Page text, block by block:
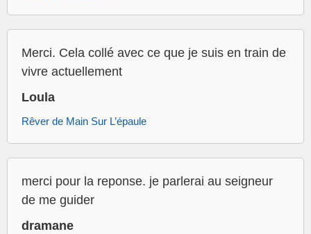
Merci. Cela collé avec ce que je suis en train de
vivre actuellement
Loula
Rêver de Main Sur L’épaule
merci pour la reponse. je parlerai au seigneur
de me guider
dramane